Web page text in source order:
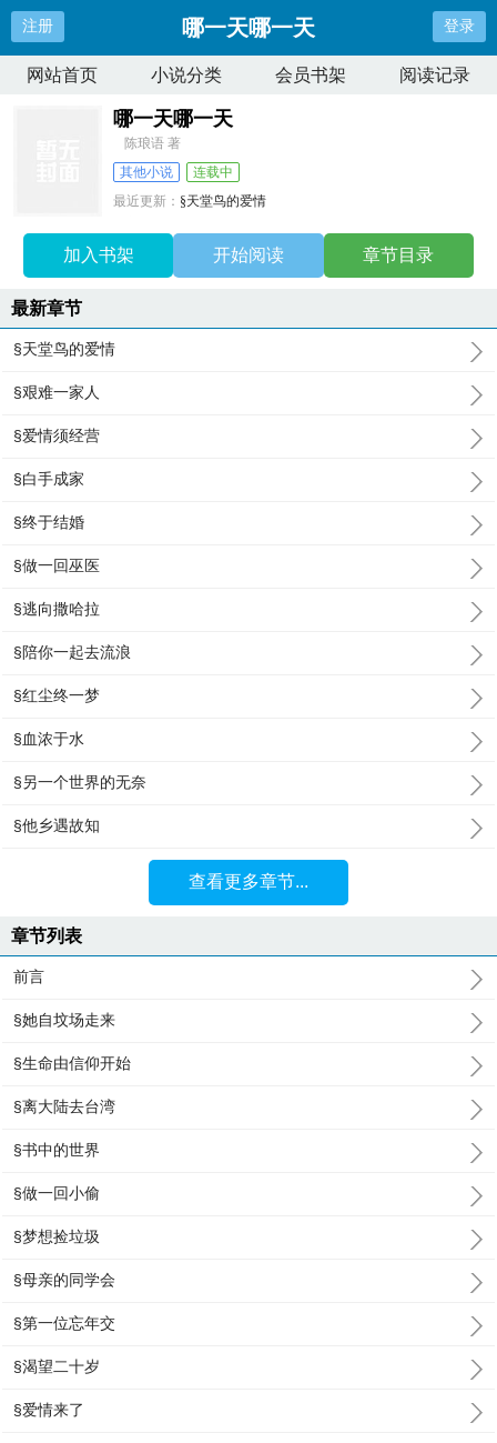
注册 哪一天哪一天 登录
网站首页 小说分类 会员书架 阅读记录
哪一天哪一天
陈琅语 著
其他小说
连载中
最近更新： §天堂鸟的爱情
加入书架 开始阅读 章节目录
最新章节
§天堂鸟的爱情
§艰难一家人
§爱情须经营
§白手成家
§终于结婚
§做一回巫医
§逃向撒哈拉
§陪你一起去流浪
§红尘终一梦
§血浓于水
§另一个世界的无奈
§他乡遇故知
查看更多章节...
章节列表
前言
§她自坟场走来
§生命由信仰开始
§离大陆去台湾
§书中的世界
§做一回小偷
§梦想捡垃圾
§母亲的同学会
§第一位忘年交
§渴望二十岁
§爱情来了